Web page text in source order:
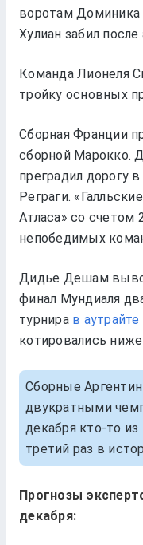
воротам Доминика
Хулиан забил
Команда Лионеля
тройку основных
Сборная Франции
сборной Марокко.
преградил дорогу
Реграги.
Атласа» со счетом
непобедимых
Дидье Дешам
финал Мундиаля
турнира в
котировались
Сборные
двукратными
декабря кто-то
третий раз в
Прогнозы
декабря: